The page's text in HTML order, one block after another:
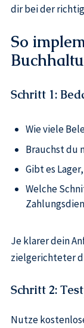
dir bei der
So
Schritt 1:
Wie viele
Brauchst du
Gibt es
Welche
Je klarer dein
zielgerichteter
Schritt 2:
Nutze